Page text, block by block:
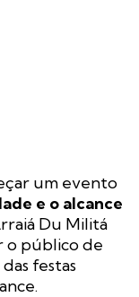
um evento
e o alcance
Du Militá
o público de
festas